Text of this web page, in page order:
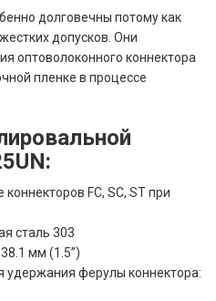
долговечны потому как
допусков. Они
оптоволоконного коннектора
пленке в процессе
FC, SC, ST при
сталь 303
мм (1.5”)
удержания ферулы коннектора: